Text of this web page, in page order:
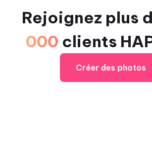
Rejoignez plus
000 clients
Créer des photos